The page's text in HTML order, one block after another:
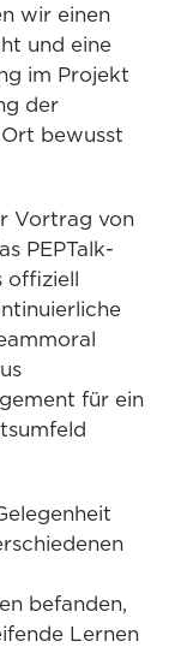
wir einen
und eine
im Projekt
der
bewusst
Vortrag von
PEPTalk-
für ein
befanden,
Lernen